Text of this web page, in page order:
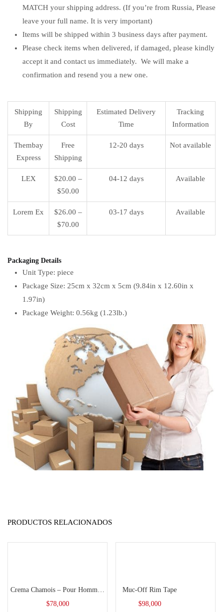
MATCH your shipping address. (If you’re from Russia, Please
leave your full name. It is very important)
Items will be shipped within 3 business days after payment.
Please check items when delivered, if damaged, please kindly
accept it and contact us immediately. We will make a
confirmation and resend you a new one.
Shipping
By
Shipping
Cost
Estimated Delivery
Time
Tracking
Information
Thembay
Express
Free
Shipping
12-20 days Not available
LEX
$20.00 –
$50.00
04-12 days Available
Lorem Ex
$26.00 –
$70.00
03-17 days Available
Packaging Details
Unit Type: piece
Package Size: 25cm x 32cm x 5cm (9.84in x 12.60in x
1.97in)
Package Weight: 0.56kg (1.23lb.)
PRODUCTOS RELACIONADOS
Crema Chamois – Pour Homme 100ml
$78,000
Muc-Off Rim Tape
$98,000